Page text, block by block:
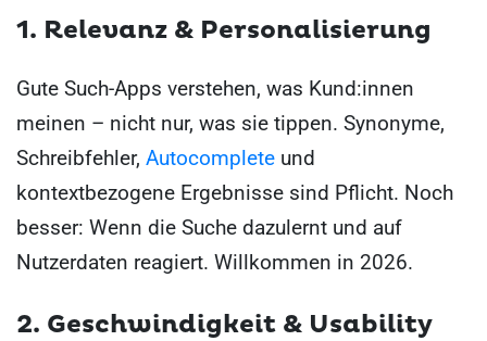
1. Relevanz & Personalisierung
Gute Such-Apps verstehen, was Kund:innen
meinen – nicht nur, was sie tippen. Synonyme,
Schreibfehler, Autocomplete und
kontextbezogene Ergebnisse sind Pflicht. Noch
besser: Wenn die Suche dazulernt und auf
Nutzerdaten reagiert. Willkommen in 2026.
2. Geschwindigkeit & Usability